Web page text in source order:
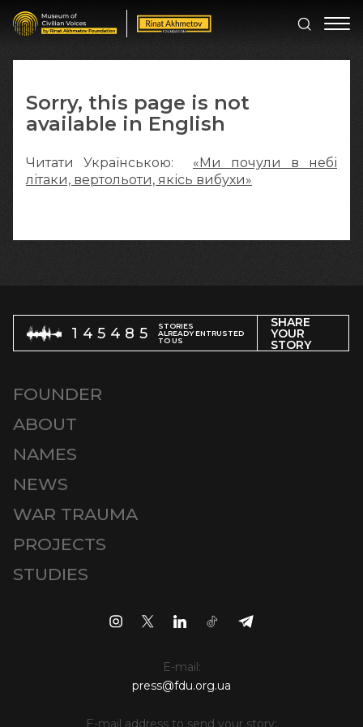
Sorry, this page is not
available in English
Читати Українською: «Ми почули в небі
літаки, вертольоти, якісь вибухи»
145485
STORIES
ALREADY ENTRUSTED
TO US
SHARE
YOUR
STORY
FOUNDER
ABOUT
NAMES
NEWS
WAR TRAUMA
PROJECTS
STUDIES
E-mail:
press@fdu.org.ua